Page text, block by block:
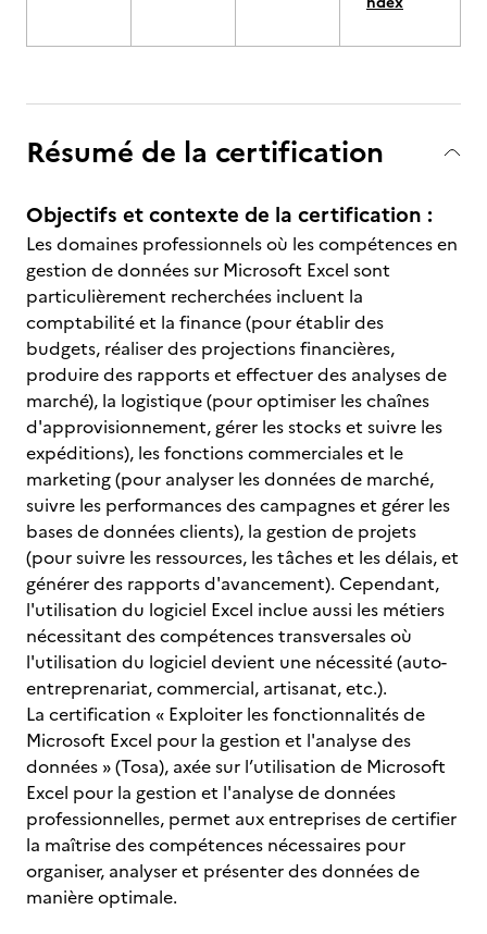
Résumé de la certification
Objectifs et contexte de la certification :
Les domaines professionnels où les compétences en
gestion de données sur Microsoft Excel sont
particulièrement recherchées incluent la
comptabilité et la finance (pour établir des
budgets, réaliser des projections financières,
produire des rapports et effectuer des analyses de
marché), la logistique (pour optimiser les chaînes
d'approvisionnement, gérer les stocks et suivre les
expéditions), les fonctions commerciales et le
marketing (pour analyser les données de marché,
suivre les performances des campagnes et gérer les
bases de données clients), la gestion de projets
(pour suivre les ressources, les tâches et les délais, et
générer des rapports d'avancement). Cependant,
l'utilisation du logiciel Excel inclue aussi les métiers
nécessitant des compétences transversales où
l'utilisation du logiciel devient une nécessité (auto-
entreprenariat, commercial, artisanat, etc.).
La certification « Exploiter les fonctionnalités de
Microsoft Excel pour la gestion et l'analyse des
données » (Tosa), axée sur l’utilisation de Microsoft
Excel pour la gestion et l'analyse de données
professionnelles, permet aux entreprises de certifier
la maîtrise des compétences nécessaires pour
organiser, analyser et présenter des données de
manière optimale.